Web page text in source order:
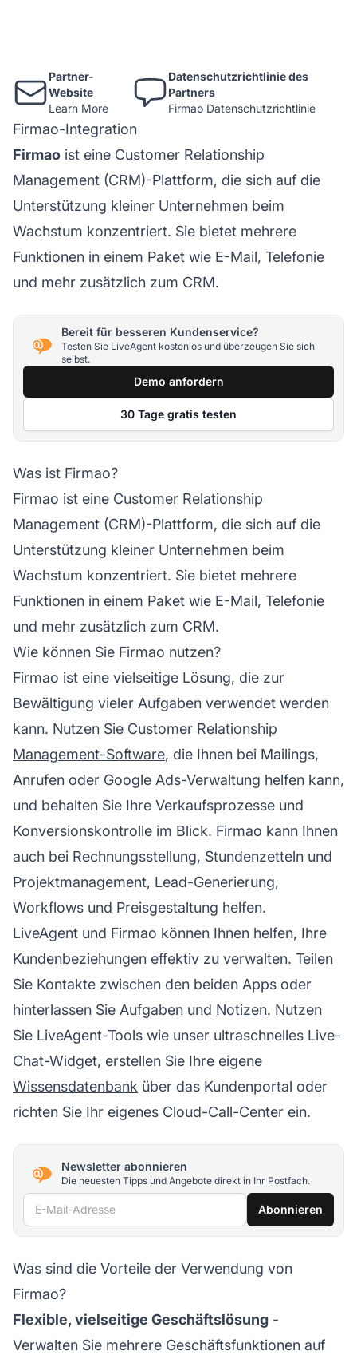
Partner-
Website
Learn More
Datenschutzrichtlinie des
Partners
Firmao Datenschutzrichtlinie
Firmao-Integration
Firmao ist eine Customer Relationship
Management (CRM)-Plattform, die sich auf die
Unterstützung kleiner Unternehmen beim
Wachstum konzentriert. Sie bietet mehrere
Funktionen in einem Paket wie E-Mail, Telefonie
und mehr zusätzlich zum CRM.
Bereit für besseren Kundenservice?
Testen Sie LiveAgent kostenlos und überzeugen Sie sich
selbst.
Demo anfordern
30 Tage gratis testen
Was ist Firmao?
Firmao ist eine Customer Relationship
Management (CRM)-Plattform, die sich auf die
Unterstützung kleiner Unternehmen beim
Wachstum konzentriert. Sie bietet mehrere
Funktionen in einem Paket wie E-Mail, Telefonie
und mehr zusätzlich zum CRM.
Wie können Sie Firmao nutzen?
Firmao ist eine vielseitige Lösung, die zur
Bewältigung vieler Aufgaben verwendet werden
kann. Nutzen Sie Customer Relationship
Management-Software, die Ihnen bei Mailings,
Anrufen oder Google Ads-Verwaltung helfen kann,
und behalten Sie Ihre Verkaufsprozesse und
Konversionskontrolle im Blick. Firmao kann Ihnen
auch bei Rechnungsstellung, Stundenzetteln und
Projektmanagement, Lead-Generierung,
Workflows und Preisgestaltung helfen.
LiveAgent und Firmao können Ihnen helfen, Ihre
Kundenbeziehungen effektiv zu verwalten. Teilen
Sie Kontakte zwischen den beiden Apps oder
hinterlassen Sie Aufgaben und Notizen. Nutzen
Sie LiveAgent-Tools wie unser ultraschnelles Live-
Chat-Widget, erstellen Sie Ihre eigene
Wissensdatenbank über das Kundenportal oder
richten Sie Ihr eigenes Cloud-Call-Center ein.
Newsletter abonnieren
Die neuesten Tipps und Angebote direkt in Ihr Postfach.
E-Mail-Adresse Abonnieren
Was sind die Vorteile der Verwendung von
Firmao?
Flexible, vielseitige Geschäftslösung -
Verwalten Sie mehrere Geschäftsfunktionen auf